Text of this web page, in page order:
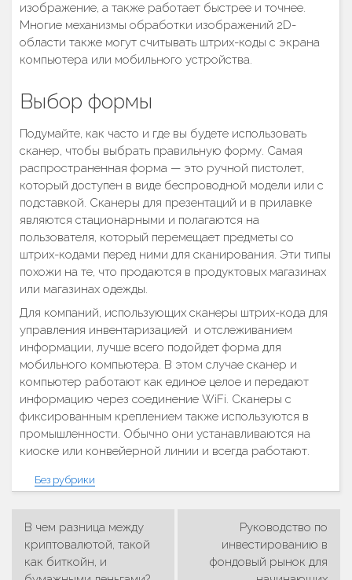
изображение, а также работает быстрее и точнее.
Многие механизмы обработки изображений 2D-
области также могут считывать штрих-коды с экрана
компьютера или мобильного устройства.
Выбор формы
Подумайте, как часто и где вы будете использовать
сканер, чтобы выбрать правильную форму. Самая
распространенная форма — это ручной пистолет,
который доступен в виде беспроводной модели или с
подставкой. Сканеры для презентаций и в прилавке
являются стационарными и полагаются на
пользователя, который перемещает предметы со
штрих-кодами перед ними для сканирования. Эти типы
похожи на те, что продаются в продуктовых магазинах
или магазинах одежды.
Для компаний, использующих сканеры штрих-кода для
управления инвентаризацией и отслеживанием
информации, лучше всего подойдет форма для
мобильного компьютера. В этом случае сканер и
компьютер работают как единое целое и передают
информацию через соединение WiFi. Сканеры с
фиксированным креплением также используются в
промышленности. Обычно они устанавливаются на
киоске или конвейерной линии и всегда работают.
Без рубрики
Навигация
по
В чем разница между
криптовалютой, такой
как биткойн, и
Руководство по
инвестированию в
фондовый рынок для